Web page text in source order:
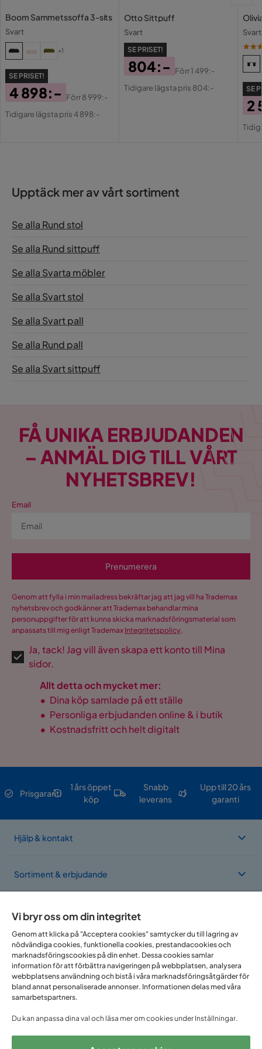
Boom Sammetssoffa 3-sits
Svart
+1
SE PRISET!
Pris
4 898:-
Original
Förr8 999:-
Tidigare lägsta pris 4 898:-
Otto Sittpuff
Svart
SE PRISET!
Pris
804:-
Original
Förr1 499:-
Tidigare lägsta pris 804:-
Svart
SE
2
Upptäck mer av vårt sortiment
Se alla Rund stol
Se alla Rund sittpuff
Se alla Svarta möbler
Se alla Svart stol
Se alla Svart pall
Se alla Rund pall
Se alla Svart sittpuff
FÅ UNIKA ERBJUDANDEN
– ANMÄL DIG TILL VÅRT
NYHETSBREV!
Email
Prenumerera
Genom att fylla i min mailadress bekräftar jag att jag vill ha Trademax
nyhetsbrev och godkänner att Trademax behandlar mina
personuppgifter för att kunna skicka marknadsföringsmaterial som
anpassats till mig enligt Trademax Integritetspolicy.
Ja, tack! Jag vill även skapa ett konto till Mina
sidor.
Allt detta och mycket mer:
• Dina köp samlade på ett ställe
• Personliga erbjudanden online & i butik
• Kostnadsfritt och helt digitalt
Prisgaranti
1 års öppet
köp
Snabb
leverans
Upp till 20 års
garanti
Hjälp & kontakt
Sortiment & erbjudande
Om Trademax
Vi finns i flera länder
Vi bryr oss om din integritet
Genom att klicka på "Acceptera cookies" samtycker du till lagring av
nödvändiga cookies, funktionella cookies, prestandacookies och
marknadsföringscookies på din enhet. Dessa cookies samlar
information för att förbättra navigeringen på webbplatsen, analysera
webbplatsens användning och bistå i våra marknadsföringsåtgärder för
bland annat personaliserade annonser. Informationen delas med våra
samarbetspartners.
Du kan anpassa dina val och läsa mer om cookies under Inställningar.